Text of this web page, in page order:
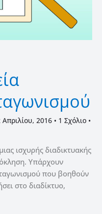
Απριλίου, 2016 • 1 Σχόλιο •
ισχυρής διαδικτυακής
Υπάρχουν
που βοηθούν
στο διαδίκτυο,